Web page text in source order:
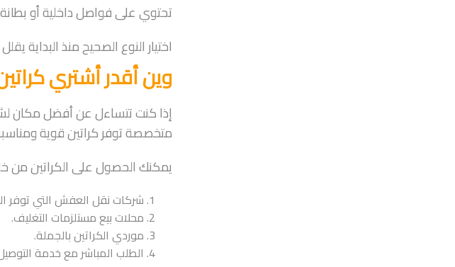
تحتوي على فواصل داخلية أو بطانة
اختيار النوع الصحيح منذ البداية
وين أقدر أشتري
إذا كنت تتساءل عن أفضل مكان
متخصصة توفر كراتين قوية
يمكنك الحصول على الكراتين من
شركات نقل العفش التي توفر
محلات بيع مستلزمات التغليف.
موردي الكراتين بالجملة.
الطلب المباشر مع خدمة